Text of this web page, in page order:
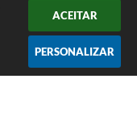
ACEITAR
PERSONALIZAR